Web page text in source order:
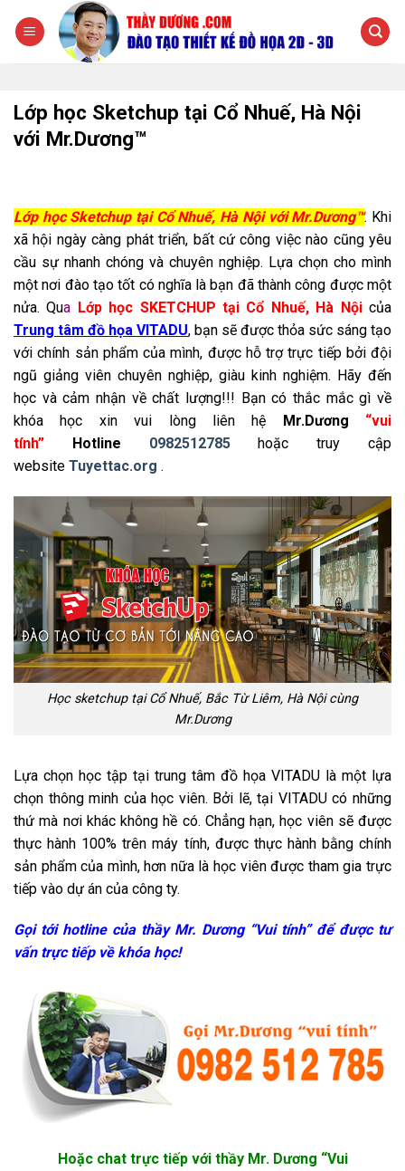
đến
Lớp học Sketchup tại Cổ Nhuế, Hà Nội
với Mr.Dương™
Lớp học Sketchup tại Cổ Nhuế, Hà Nội với Mr.Dương™. Khi
xã hội ngày càng phát triển, bất cứ công việc nào cũng yêu
cầu sự nhanh chóng và chuyên nghiệp. Lựa chọn cho mình
một nơi đào tạo tốt có nghĩa là bạn đã thành công được một
nửa. Qua Lớp học SKETCHUP tại Cổ Nhuế, Hà Nội của
Trung tâm đồ họa VITADU, bạn sẽ được thỏa sức sáng tạo
với chính sản phẩm của mình, được hỗ trợ trực tiếp bởi đội
ngũ giảng viên chuyên nghiệp, giàu kinh nghiệm. Hãy đến
học và cảm nhận về chất lượng!!! Bạn có thắc mắc gì về
khóa học xin vui lòng liên hệ
Mr.Dương “vui
tính” Hotline 0982512785hoặc truy cập
website Tuyettac.org .
Học sketchup tại Cổ Nhuế, Bắc Từ Liêm, Hà Nội cùng
Mr.Dương
Lựa chọn học tập tại trung tâm đồ họa VITADU là một lựa
chọn thông minh của học viên. Bởi lẽ, tại VITADU có những
thứ mà nơi khác không hề có. Chẳng hạn, học viên sẽ được
thực hành 100% trên máy tính, được thực hành bằng chính
sản phẩm của mình, hơn nữa là học viên được tham gia trực
tiếp vào dự án của công ty.
Gọi tới hotline của thầy Mr. Dương “Vui tính” để được tư
vấn trực tiếp về khóa học!
Hoặc chat trực tiếp với thầy Mr. Dương “Vui